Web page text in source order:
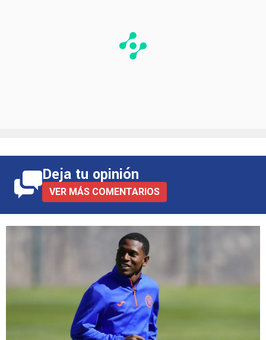
Deja tu opinión
VER MÁS COMENTARIOS